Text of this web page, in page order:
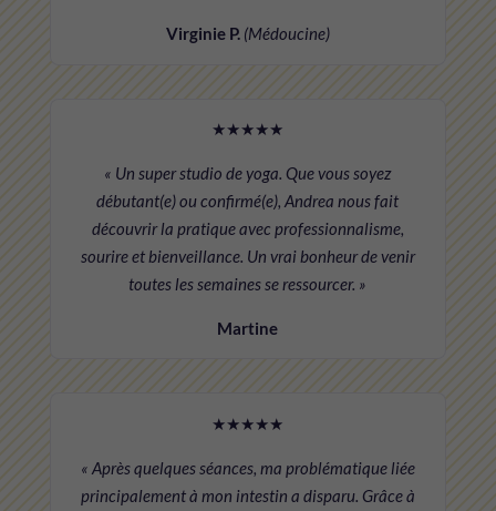
Virginie P. (Médoucine)
★★★★★
« Un super studio de yoga. Que vous soyez
débutant(e) ou confirmé(e), Andrea nous fait
découvrir la pratique avec professionnalisme,
sourire et bienveillance. Un vrai bonheur de venir
toutes les semaines se ressourcer. »
Martine
★★★★★
« Après quelques séances, ma problématique liée
principalement à mon intestin a disparu. Grâce à